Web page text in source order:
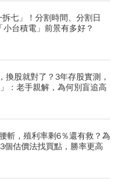
七」！分割時間、分割日
台積電」前景有多好？
換股就對了？3年存股實測，
：老手親解，為何別盲追高
斬，殖利率剩6％還有救？為
個估價法找買點，勝率更高